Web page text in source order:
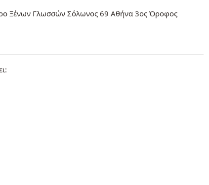
Ξένων Γλωσσών Σόλωνος 69 Αθήνα 3ος Όροφος